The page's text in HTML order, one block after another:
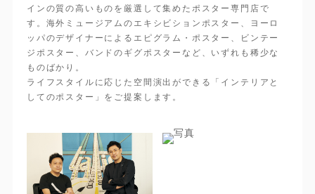
インの質の高いものを厳選して集めたポスター専門店で
す。海外ミュージアムのエキシビションポスター、ヨーロ
ッパのデザイナーによるエピグラム・ポスター、ビンテー
ジポスター、バンドのギグポスターなど、いずれも稀少な
ものばかり。
ライフスタイルに応じた空間演出ができる「インテリアと
してのポスター」をご提案します。